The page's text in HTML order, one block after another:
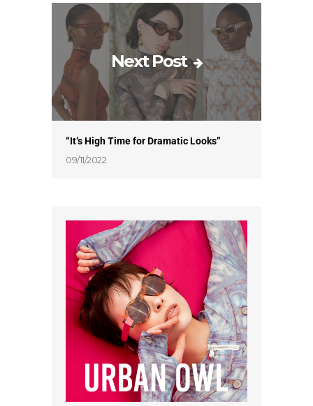
Next Post
“It’s High Time for Dramatic Looks”
09/11/2022